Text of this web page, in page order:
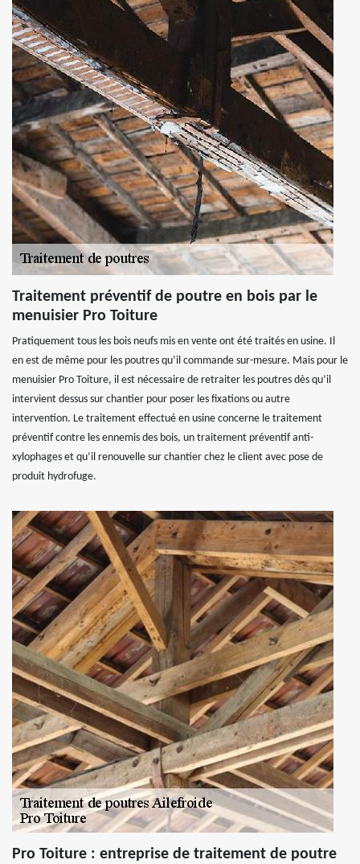
Traitement préventif de poutre en bois par le
menuisier Pro Toiture
Pratiquement tous les bois neufs mis en vente ont été traités en usine. Il
en est de même pour les poutres qu’il commande sur-mesure. Mais pour le
menuisier Pro Toiture, il est nécessaire de retraiter les poutres dès qu’il
intervient dessus sur chantier pour poser les fixations ou autre
intervention. Le traitement effectué en usine concerne le traitement
préventif contre les ennemis des bois, un traitement préventif anti-
xylophages et qu’il renouvelle sur chantier chez le client avec pose de
produit hydrofuge.
Pro Toiture : entreprise de traitement de poutre